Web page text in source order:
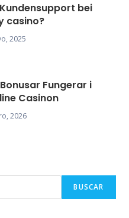
bei
casino?
2025
Fungerar i
Casinon
2026
BUSCAR